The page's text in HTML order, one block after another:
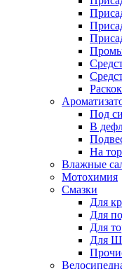
Под
В
На
Влажные
Мотохимия
Смазки
Для
Для
Для
Для